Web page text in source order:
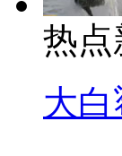
热点
大